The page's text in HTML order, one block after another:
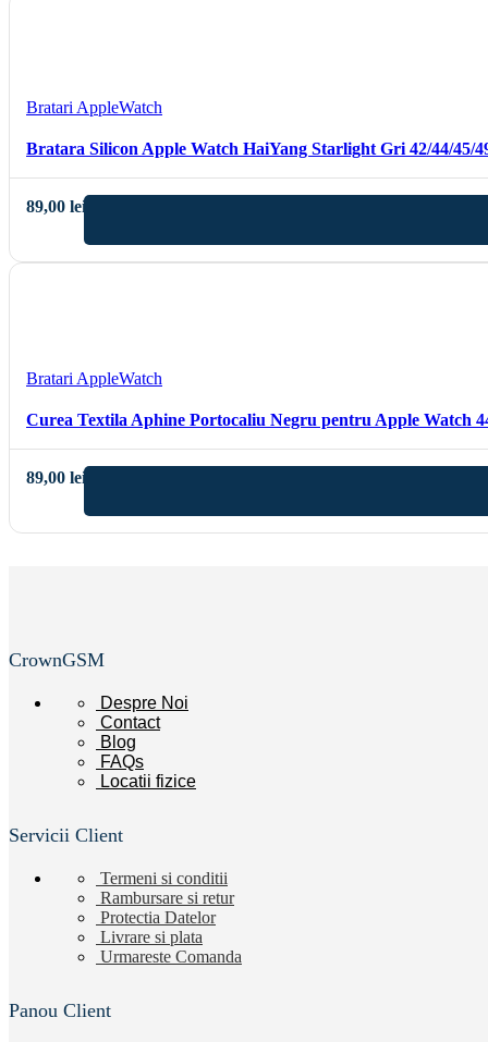
Bratari AppleWatch
Bratara Silicon Apple Watch HaiYang Starlight Gri 42/44/45/
89,00 lei
Bratari AppleWatch
Curea Textila Aphine Portocaliu Negru pentru Apple Watch
89,00 lei
CrownGSM
Despre Noi
Contact
Blog
FAQs
Locatii fizice
Servicii Client
Termeni si conditii
Rambursare si retur
Protectia Datelor
Livrare si plata
Urmareste Comanda
Panou Client